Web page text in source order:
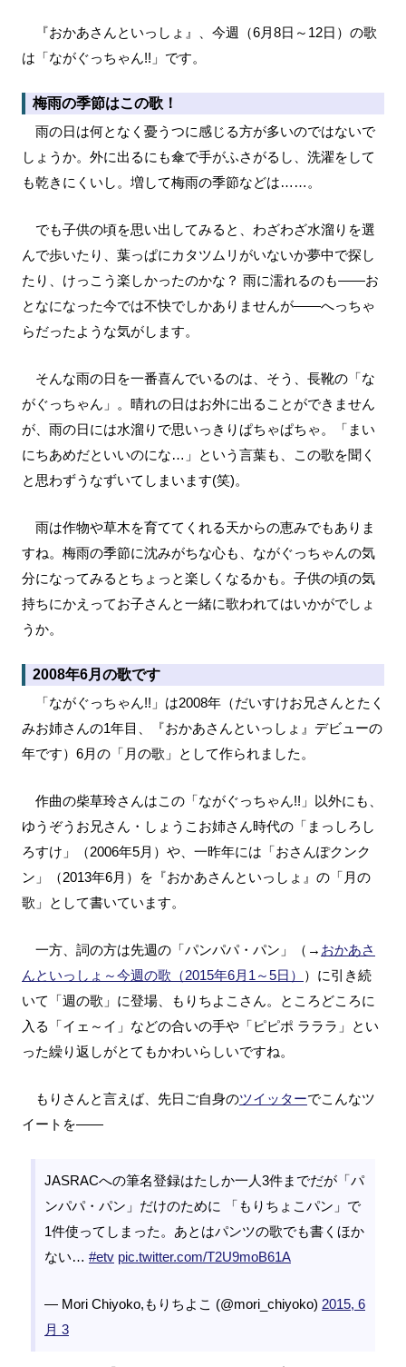
『おかあさんといっしょ』、今週（6月8日～12日）の歌
は「ながぐっちゃん!!」です。
梅雨の季節はこの歌！
雨の日は何となく憂うつに感じる方が多いのではないで
しょうか。外に出るにも傘で手がふさがるし、洗濯をして
も乾きにくいし。増して梅雨の季節などは……。
でも子供の頃を思い出してみると、わざわざ水溜りを選
んで歩いたり、葉っぱにカタツムリがいないか夢中で探し
たり、けっこう楽しかったのかな？ 雨に濡れるのも――お
となになった今では不快でしかありませんが――へっちゃ
らだったような気がします。
そんな雨の日を一番喜んでいるのは、そう、長靴の「な
がぐっちゃん」。晴れの日はお外に出ることができません
が、雨の日には水溜りで思いっきりぱちゃぱちゃ。「まい
にちあめだといいのにな…」という言葉も、この歌を聞く
と思わずうなずいてしまいます(笑)。
雨は作物や草木を育ててくれる天からの恵みでもありま
すね。梅雨の季節に沈みがちな心も、ながぐっちゃんの気
分になってみるとちょっと楽しくなるかも。子供の頃の気
持ちにかえってお子さんと一緒に歌われてはいかがでしょ
うか。
2008年6月の歌です
「ながぐっちゃん!!」は2008年（だいすけお兄さんとたく
みお姉さんの1年目、『おかあさんといっしょ』デビューの
年です）6月の「月の歌」として作られました。
作曲の柴草玲さんはこの「ながぐっちゃん!!」以外にも、
ゆうぞうお兄さん・しょうこお姉さん時代の「まっしろし
ろすけ」（2006年5月）や、一昨年には「おさんぽクンク
ン」（2013年6月）を『おかあさんといっしょ』の「月の
歌」として書いています。
一方、詞の方は先週の「パンパパ・パン」（→ おかあさ
んといっしょ～今週の歌（2015年6月1～5日）
）に引き続
いて「週の歌」に登場、もりちよこさん。ところどころに
入る「イェ～イ」などの合いの手や「ピピポ ラララ」とい
った繰り返しがとてもかわいらしいですね。
もりさんと言えば、先日ご自身のツイッターでこんなツ
イートを――
JASRACへの筆名登録はたしか一人3件までだが「パ
ンパパ・パン」だけのために 「もりちょこパン」で
1件使ってしまった。あとはパンツの歌でも書くほか
ない… #etv pic.twitter.com/T2U9moB61A
— Mori Chiyoko,もりちよこ (@mori_chiyoko) 2015, 6
月 3